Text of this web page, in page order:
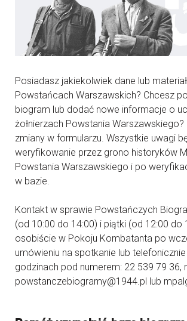
Posiadasz jakiekolwiek dane lub
Powstańcach Warszawskich? Chcesz
biogram lub dodać nowe informacje o
żołnierzach Powstania
zmiany w formularzu. Wszystkie uwagi
weryfikowanie przez grono historyków
Powstania Warszawskiego i po
w bazie.
Kontakt w sprawie Powstańczych
(od 10:00 do 14:00) i piątki (od 12:00 do
osobiście w Pokoju Kombatanta po
umówieniu na spotkanie lub
godzinach pod numerem: 22 539 79 36,
powstanczebiogramy@1944.pl lub